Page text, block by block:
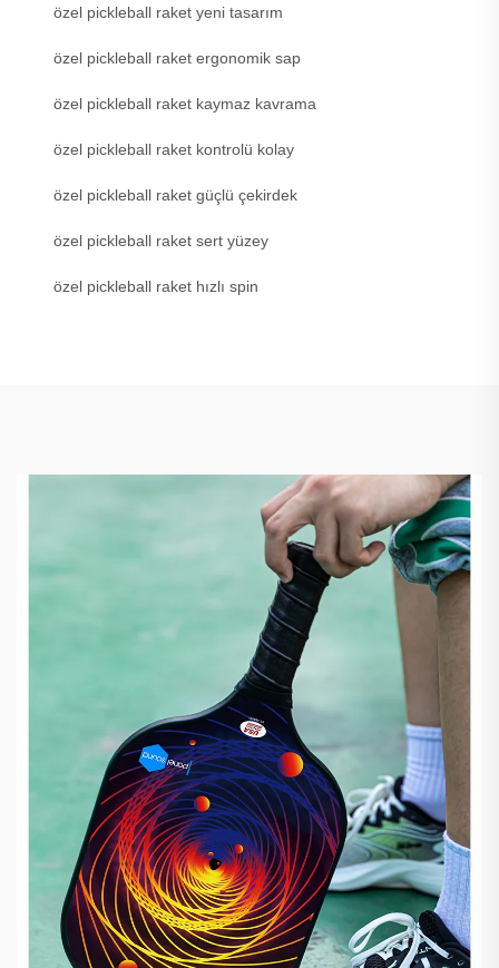
özel pickleball raket yeni tasarım
özel pickleball raket ergonomik sap
özel pickleball raket kaymaz kavrama
özel pickleball raket kontrolü kolay
özel pickleball raket güçlü çekirdek
özel pickleball raket sert yüzey
özel pickleball raket hızlı spin